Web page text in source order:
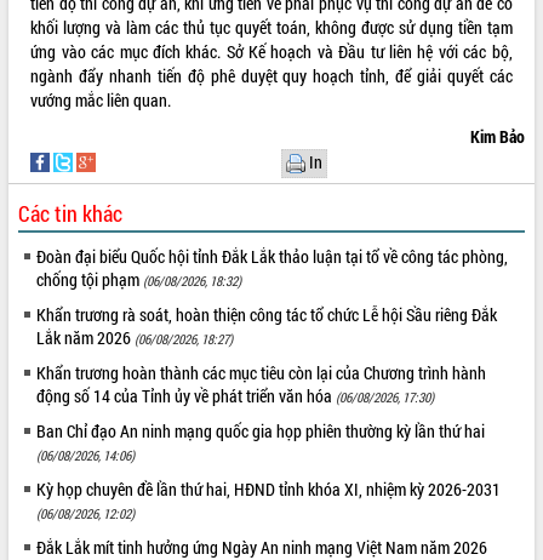
Đắk Lắk”
Tăng cường giám sát, đôn đốc thực
hiện nhiệm vụ quản lý tài sản công
hàng tuần
công tác cải cách thủ tục hành chính
tại Trung tâm Phục vụ hành chính
công tỉnh
Đắk Lắk: Tôn vinh 46 giải pháp tại Hội
thi Sáng tạo Kỹ thuật 2024 - 2025
Đắk Lắk rà soát, điều chỉnh Đề án 190
về phát triển nuôi trồng thủy sản
Phó Chủ tịch UBND tỉnh Đắk Lắk
Trương Công Thái kiểm tra thực địa
Dự án cao tốc Khánh Hòa - Buôn Ma
Thuột
Định vị cà phê Việt Nam như một “di
sản sống” trong dòng chảy toàn cầu
Xây dựng nông thôn mới: Nâng cao đời
sống người dân từ những mô hình thiết
thực
khối lượng và làm các thủ tục quyết toán, không được sử dụng tiền tạm
ứng vào các mục đích khác. Sở Kế hoạch và Đầu tư liên hệ với các bộ,
ngành đẩy nhanh tiến độ phê duyệt quy hoạch tỉnh, để giải quyết các
vướng mắc liên quan.
Kim Bảo
In
Các tin khác
Đoàn đại biểu Quốc hội tỉnh Đắk Lắk thảo luận tại tổ về công tác phòng,
chống tội phạm (06/08/2026, 18:32)
Khẩn trương rà soát, hoàn thiện công tác tổ chức Lễ hội Sầu riêng Đắk
Lắk năm 2026 (06/08/2026, 18:27)
Khẩn trương hoàn thành các mục tiêu còn lại của Chương trình hành
động số 14 của Tỉnh ủy về phát triển văn hóa (06/08/2026, 17:30)
Ban Chỉ đạo An ninh mạng quốc gia họp phiên thường kỳ lần thứ hai
(06/08/2026, 14:06)
Kỳ họp chuyên đề lần thứ hai, HĐND tỉnh khóa XI, nhiệm kỳ 2026-2031
(06/08/2026, 12:02)
Đắk Lắk mít tinh hưởng ứng Ngày An ninh mạng Việt Nam năm 2026